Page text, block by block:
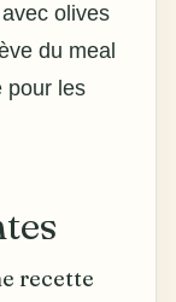
olives
du meal
pour les
recette